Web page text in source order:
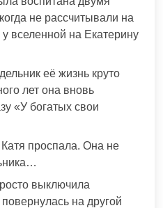
не рассчитывали на
вселенной на Екатерину
её жизнь круто
лет она вновь
«У богатых свои
Катя проспала. Она не
выключила
на другой